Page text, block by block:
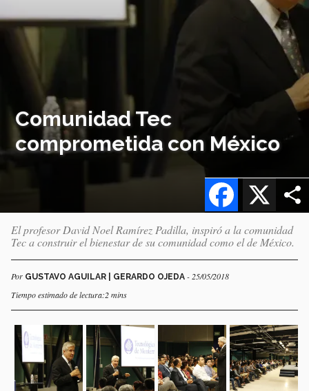
Comunidad Tec
comprometida con México
X
Facebook
El profesor David Noel Ramírez Padilla, inspiró a la comunidad
Tec a construir el bienestar de su comunidad como el de México.
Por GUSTAVO AGUILAR | GERARDO OJEDA - 25/05/2018
Tiempo estimado de lectura:2 mins